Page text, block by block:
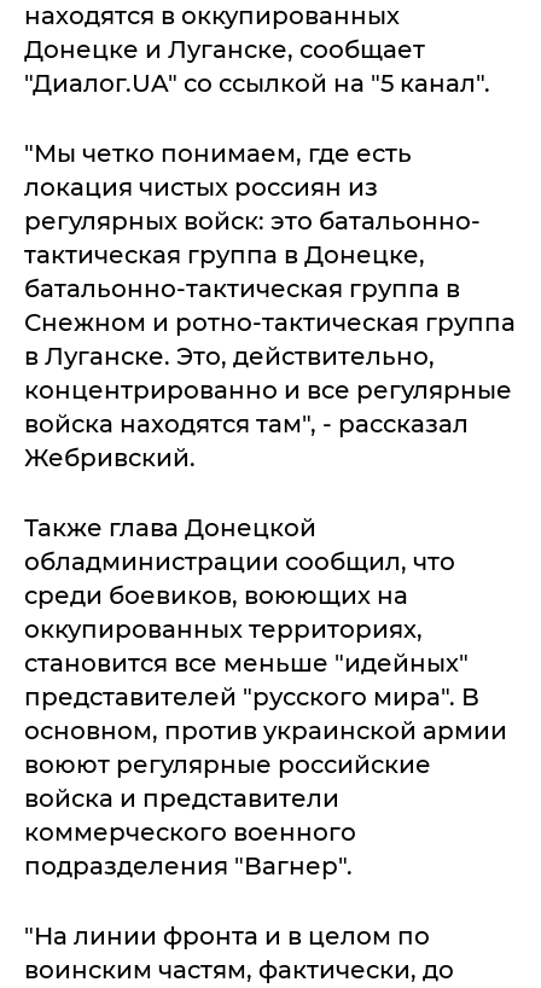
находятся в оккупированных
Донецке и Луганске, сообщает
"Диалог.UA" со ссылкой на "5 канал".
"Мы четко понимаем, где есть
локация чистых россиян из
регулярных войск: это батальонно-
тактическая группа в Донецке,
батальонно-тактическая группа в
Снежном и ротно-тактическая группа
в Луганске. Это, действительно,
концентрированно и все регулярные
войска находятся там", - рассказал
Жебривский.
Также глава Донецкой
обладминистрации сообщил, что
среди боевиков, воюющих на
оккупированных территориях,
становится все меньше "идейных"
представителей "русского мира". В
основном, против украинской армии
воюют регулярные российские
войска и представители
коммерческого военного
подразделения "Вагнер".
"На линии фронта и в целом по
воинским частям, фактически, до